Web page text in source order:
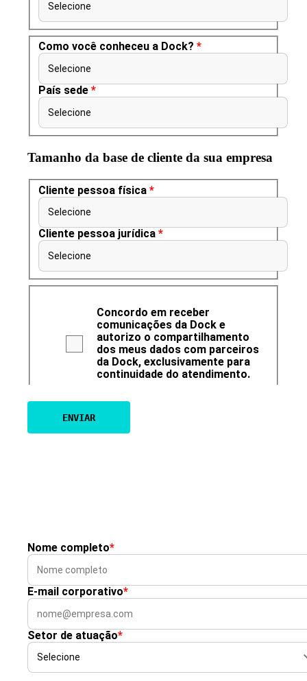
Selecione
Como você conheceu a Dock? *
Selecione
País sede *
Selecione
Tamanho da base de cliente da sua empresa
Cliente pessoa física *
Selecione
Cliente pessoa jurídica *
Selecione
Concordo em receber
comunicações da Dock e
autorizo o compartilhamento
dos meus dados com parceiros
da Dock, exclusivamente para
continuidade do atendimento.
Nome completo*
E-mail corporativo*
Setor de atuação*